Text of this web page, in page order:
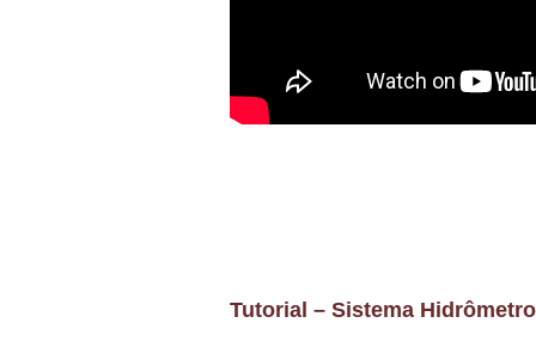
Tutorial – Sistema